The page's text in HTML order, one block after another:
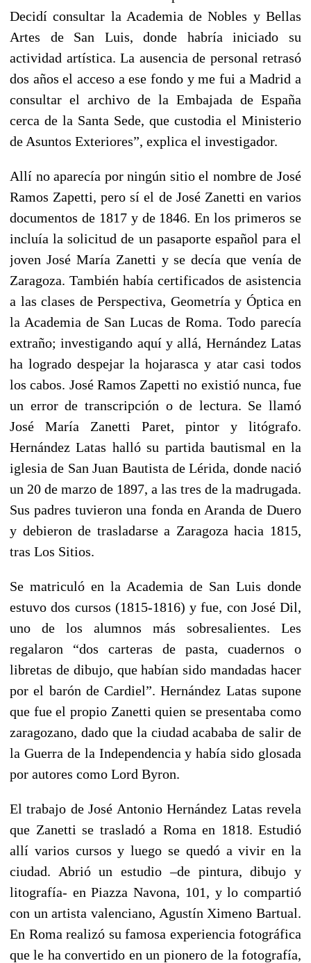
Decidí consultar la Academia de Nobles y Bellas
Artes de San Luis, donde habría iniciado su
actividad artística. La ausencia de personal retrasó
dos años el acceso a ese fondo y me fui a Madrid a
consultar el archivo de la Embajada de España
cerca de la Santa Sede, que custodia el Ministerio
de Asuntos Exteriores”, explica el investigador.
Allí no aparecía por ningún sitio el nombre de José
Ramos Zapetti, pero sí el de José Zanetti en varios
documentos de 1817 y de 1846. En los primeros se
incluía la solicitud de un pasaporte español para el
joven José María Zanetti y se decía que venía de
Zaragoza. También había certificados de asistencia
a las clases de Perspectiva, Geometría y Óptica en
la Academia de San Lucas de Roma. Todo parecía
extraño; investigando aquí y allá, Hernández Latas
ha logrado despejar la hojarasca y atar casi todos
los cabos. José Ramos Zapetti no existió nunca, fue
un error de transcripción o de lectura. Se llamó
José María Zanetti Paret, pintor y litógrafo.
Hernández Latas halló su partida bautismal en la
iglesia de San Juan Bautista de Lérida, donde nació
un 20 de marzo de 1897, a las tres de la madrugada.
Sus padres tuvieron una fonda en Aranda de Duero
y debieron de trasladarse a Zaragoza hacia 1815,
tras Los Sitios.
Se matriculó en la Academia de San Luis donde
estuvo dos cursos (1815-1816) y fue, con José Dil,
uno de los alumnos más sobresalientes. Les
regalaron “dos carteras de pasta, cuadernos o
libretas de dibujo, que habían sido mandadas hacer
por el barón de Cardiel”. Hernández Latas supone
que fue el propio Zanetti quien se presentaba como
zaragozano, dado que la ciudad acababa de salir de
la Guerra de la Independencia y había sido glosada
por autores como Lord Byron.
El trabajo de José Antonio Hernández Latas revela
que Zanetti se trasladó a Roma en 1818. Estudió
allí varios cursos y luego se quedó a vivir en la
ciudad. Abrió un estudio –de pintura, dibujo y
litografía- en Piazza Navona, 101, y lo compartió
con un artista valenciano, Agustín Ximeno Bartual.
En Roma realizó su famosa experiencia fotográfica
que le ha convertido en un pionero de la fotografía,